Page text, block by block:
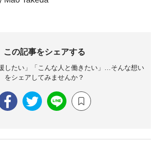
この記事をシェアする
したい」「こんな人と働きたい」…そんな想い
をシェアしてみませんか？